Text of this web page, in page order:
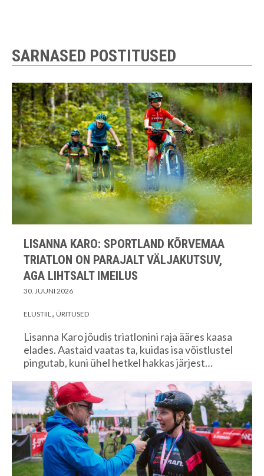
SARNASED POSTITUSED
LISANNA KARO: SPORTLAND KÕRVEMAA
TRIATLON ON PARAJALT VÄLJAKUTSUV,
AGA LIHTSALT IMEILUS
30. JUUNI 2026
ELUSTIIL ÜRITUSED
Lisanna Karo jõudis triatlonini raja ääres kaasa
elades. Aastaid vaatas ta, kuidas isa võistlustel
pingutab, kuni ühel hetkel hakkas järjest…